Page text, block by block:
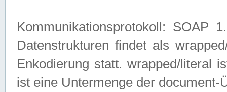
Kommunikationsprotokoll: SOAP
Datenstrukturen findet als
Enkodierung statt. wrapped/literal
ist eine Untermenge der